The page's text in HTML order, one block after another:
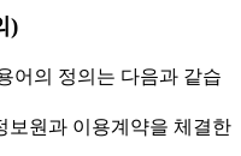
)
어의 정의는 다음과 같습
원과 이용계약을 체결한